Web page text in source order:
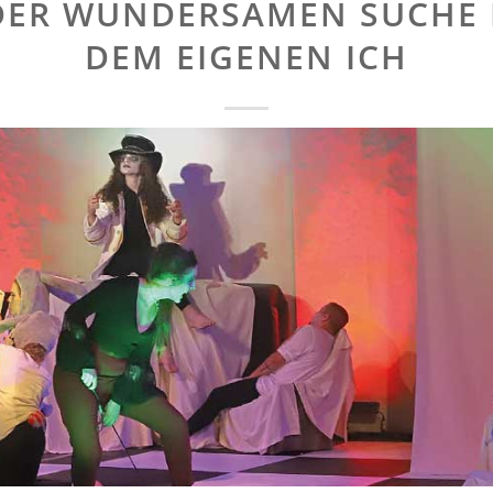
WUNDERSAMEN
DEM EIGENEN ICH